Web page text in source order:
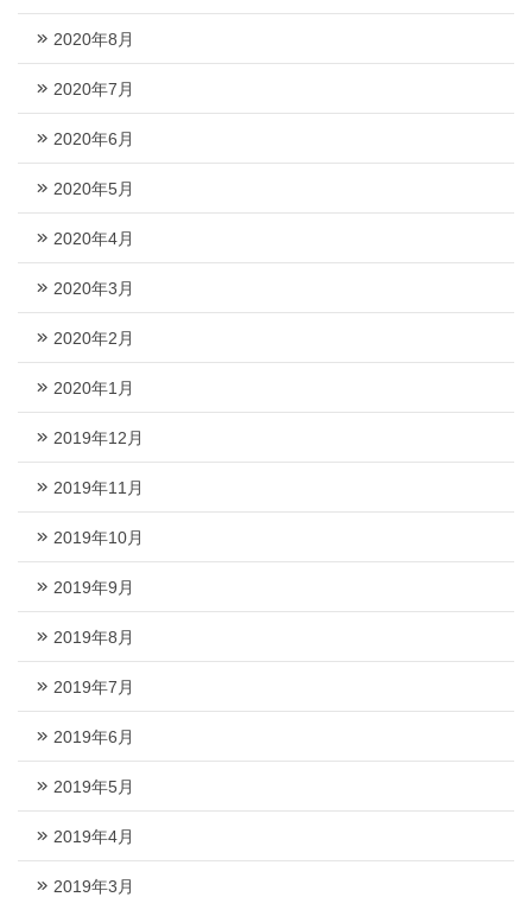
2020年8月
2020年7月
2020年6月
2020年5月
2020年4月
2020年3月
2020年2月
2020年1月
2019年12月
2019年11月
2019年10月
2019年9月
2019年8月
2019年7月
2019年6月
2019年5月
2019年4月
2019年3月